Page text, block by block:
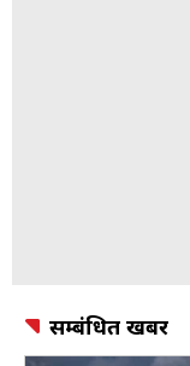
सम्बंधित खबर